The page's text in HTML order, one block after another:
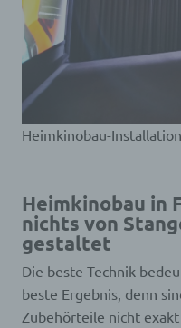
Heimkinobau-
Heimkinobau in
nichts von
gestaltet
Die beste Technik
beste Ergebnis, denn
Zubehörteile nicht